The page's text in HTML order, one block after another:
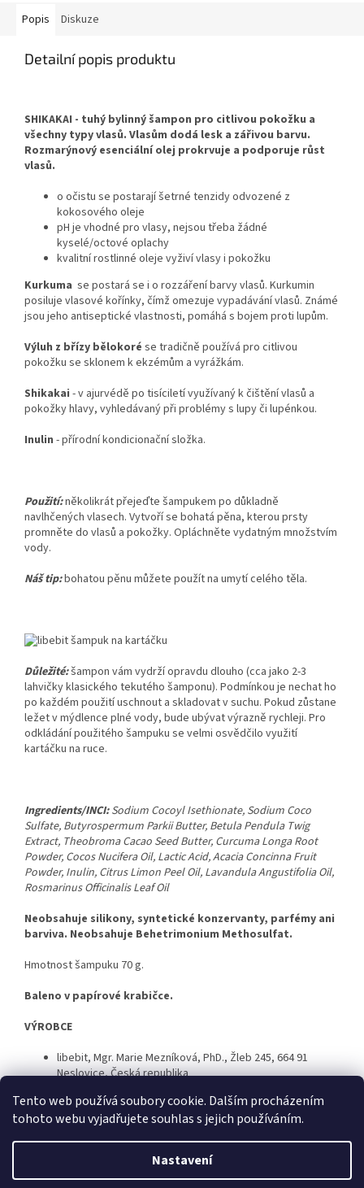
Tento web používá soubory cookie. Dalším procházením
tohoto webu vyjadřujete souhlas s jejich používáním.
Nastavení
Popis Diskuze
Detailní popis produktu
SHIKAKAI - tuhý bylinný šampon pro citlivou pokožku a
všechny typy vlasů. Vlasům dodá lesk a zářivou barvu.
Rozmarýnový esenciální olej prokrvuje a podporuje růst
vlasů.
o očistu se postarají šetrné tenzidy odvozené z
kokosového oleje
pH je vhodné pro vlasy, nejsou třeba žádné
kyselé/octové oplachy
kvalitní rostlinné oleje vyživí vlasy i pokožku
Kurkuma se postará se i o rozzáření barvy vlasů. Kurkumin
posiluje vlasové kořínky, čímž omezuje vypadávání vlasů. Známé
jsou jeho antiseptické vlastnosti, pomáhá s bojem proti lupům.
Výluh z břízy bělokoré se tradičně používá pro citlivou
pokožku se sklonem k ekzémům a vyrážkám.
Shikakai - v ajurvédě po tisíciletí využívaný k čištění vlasů a
pokožky hlavy, vyhledávaný při problémy s lupy či lupénkou.
Inulin - přírodní kondicionační složka.
Použití:několikrát přejeďte šampukem po důkladně
navlhčených vlasech. Vytvoří se bohatá pěna, kterou prsty
promněte do vlasů a pokožky. Opláchněte vydatným množstvím
vody.
Náš tip:bohatou pěnu můžete použít na umytí celého těla.
Důležité:šampon vám vydrží opravdu dlouho (cca jako 2-3
lahvičky klasického tekutého šamponu). Podmínkou je nechat ho
po každém použití uschnout a skladovat v suchu. Pokud zůstane
ležet v mýdlence plné vody, bude ubývat výrazně rychleji. Pro
odkládání použitého šampuku se velmi osvědčilo využití
kartáčku na ruce.
Ingredients/INCI:Sodium Cocoyl Isethionate, Sodium Coco
Sulfate, Butyrospermum Parkii Butter, Betula Pendula Twig
Extract, Theobroma Cacao Seed Butter, Curcuma Longa Root
Powder, Cocos Nucifera Oil, Lactic Acid, Acacia Concinna Fruit
Powder, Inulin, Citrus Limon Peel Oil, Lavandula Angustifolia Oil,
Rosmarinus Officinalis Leaf Oil
Neobsahuje silikony, syntetické konzervanty, parfémy ani
barviva. Neobsahuje Behetrimonium Methosulfat.
Hmotnost šampuku 70 g.
Baleno v papírové krabičce.
VÝROBCE
libebit, Mgr. Marie Mezníková, PhD., Žleb 245, 664 91
Neslovice,Česká republika
Vytvořil Shoptet